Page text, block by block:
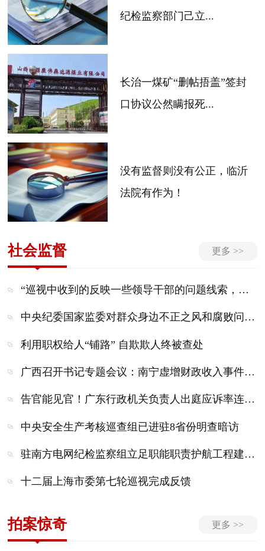
纪检监察部门己立...
长治一煤矿“删帖捂盖”签封
口协议公然瞒报死...
没有监督则没有公正，临沂
法院有作为！
社会监督 更多 >>
“巡视中收到的反映一些领导干部的问题线索，已转中央纪委国家监委驻国务院国资委纪检监察组等有关方面处理”
中央纪委国家监委对群众身边不正之风和腐败问题集中整治工作再调度
利用职权给人“铺路” 自欺欺人终被查处
广西召开书记专题会议：南宁虚增财政收入事件性质极其恶劣、教训极为深刻
告官能见官！广东行政机关负责人出庭应诉率连续超过99%
中央安全生产考核巡查组已进驻8省份明查暗访
驻南方电网纪检监察组立足职能职责护航工程建设廉洁高效
十二届上海市委第七轮巡视完成反馈
拍案惊奇 更多 >>